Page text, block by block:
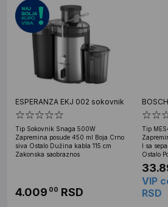
ESPERANZA EKJ 002 sokovnik
Tip Sokovnik Snaga 500W
Zapremina posude 450 ml Boja Crno
siva Ostalo Dužina kabla 115 cm
Zakonska saobraznos
4.009 00 RSD
Tip
l sa
Ostalo
VIP
RSD